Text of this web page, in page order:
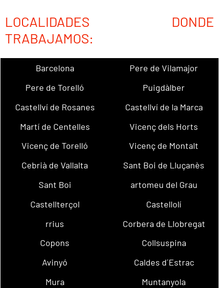
LOCALIDADES DONDE
TRABAJAMOS:
Barcelona
Pere de Vilamajor
Pere de Torelló
Puigdàlber
Castellví de Rosanes
Castellví de la Marca
Martí de Centelles
Vicenç dels Horts
Vicenç de Torelló
Vicenç de Montalt
Cebrià de Vallalta
Sant Boi de Lluçanès
Sant Boi
artomeu del Grau
Castellterçol
Castellolí
rrius
Corbera de Llobregat
Copons
Collsuspina
Avinyó
Caldes d´Estrac
Mura
Muntanyola